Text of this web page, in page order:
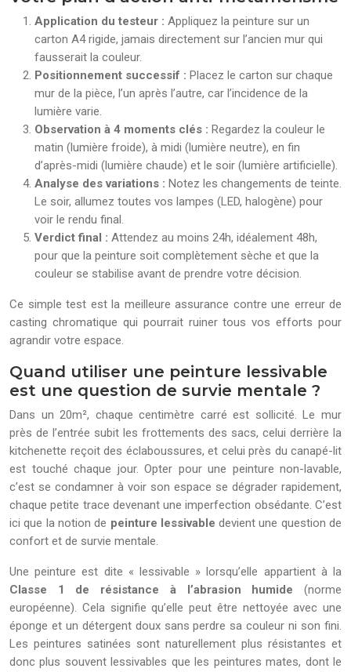
Application du testeur : Appliquez la peinture sur un
carton A4 rigide, jamais directement sur l’ancien mur qui
fausserait la couleur.
Positionnement successif : Placez le carton sur chaque
mur de la pièce, l’un après l’autre, car l’incidence de la
lumière varie.
Observation à 4 moments clés : Regardez la couleur le
matin (lumière froide), à midi (lumière neutre), en fin
d’après-midi (lumière chaude) et le soir (lumière artificielle).
Analyse des variations : Notez les changements de teinte.
Le soir, allumez toutes vos lampes (LED, halogène) pour
voir le rendu final.
Verdict final : Attendez au moins 24h, idéalement 48h,
pour que la peinture soit complètement sèche et que la
couleur se stabilise avant de prendre votre décision.
Ce simple test est la meilleure assurance contre une erreur de
casting chromatique qui pourrait ruiner tous vos efforts pour
agrandir votre espace.
Quand utiliser une peinture lessivable
est une question de survie mentale ?
Dans un 20m², chaque centimètre carré est sollicité. Le mur
près de l’entrée subit les frottements des sacs, celui derrière la
kitchenette reçoit des éclaboussures, et celui près du canapé-lit
est touché chaque jour. Opter pour une peinture non-lavable,
c’est se condamner à voir son espace se dégrader rapidement,
chaque petite trace devenant une imperfection obsédante. C’est
ici que la notion de peinture lessivable devient une question de
confort et de survie mentale.
Une peinture est dite « lessivable » lorsqu’elle appartient à la
Classe 1 de résistance à l’abrasion humide (norme
européenne). Cela signifie qu’elle peut être nettoyée avec une
éponge et un détergent doux sans perdre sa couleur ni son fini.
Les peintures satinées sont naturellement plus résistantes et
donc plus souvent lessivables que les peintures mates, dont le